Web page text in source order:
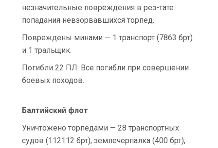
незначительные повреждения в рез-тате
попадания невзорвавшихся торпед.
Повреждены минами — 1 транспорт (7863 брт)
и 1 тральщик.
Погибли 22 ПЛ: Все погибли при совершении
боевых походов.
Балтийский флот
Уничтожено торпедами — 28 транспортных
судов (112112 брт), землечерпалка (400 брт),